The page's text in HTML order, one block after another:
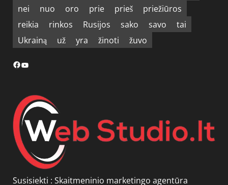
nei
nuo oro prie prieš
priežiūros
reikia
rinkos Rusijos sako savo
tai
Ukrainą
už yra žinoti žuvo
Facebook
YouTube
Susisiekti : Skaitmeninio marketingo agentūra